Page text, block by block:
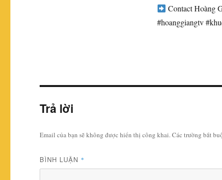
Contact Hoàng
#hoanggiangtv
Trả lời
Email của bạn sẽ không được hiển thị công khai.Các trường bắt
BÌNH LUẬN *